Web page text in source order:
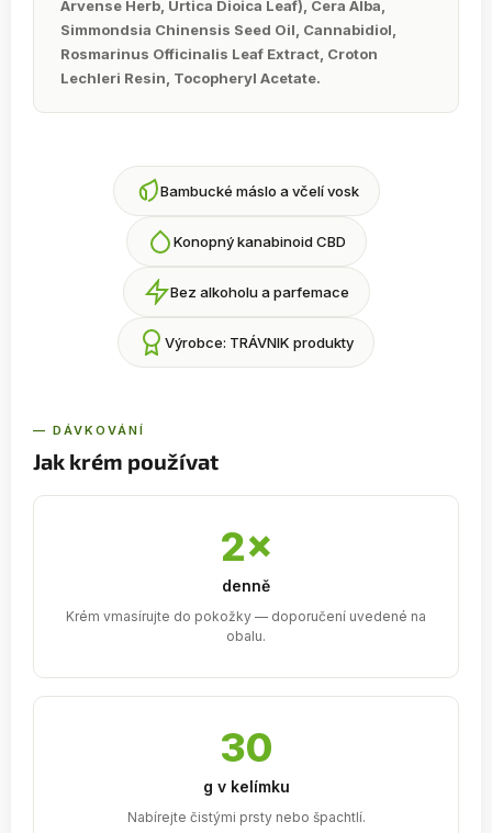
Arvense Herb, Urtica Dioica Leaf), Cera Alba,
Simmondsia Chinensis Seed Oil, Cannabidiol,
Rosmarinus Officinalis Leaf Extract, Croton
Lechleri Resin, Tocopheryl Acetate.
Bambucké máslo a včelí vosk
Konopný kanabinoid CBD
Bez alkoholu a parfemace
Výrobce: TRÁVNIK produkty
— DÁVKOVÁNÍ
Jak krém používat
2×
denně
Krém vmasírujte do pokožky — doporučení uvedené na
obalu.
30
g v kelímku
Nabírejte čistými prsty nebo špachtlí.